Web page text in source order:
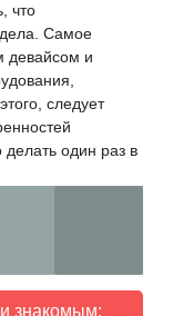
что
дела. Самое
девайсом и
следует
делать один раз в
знакомым: